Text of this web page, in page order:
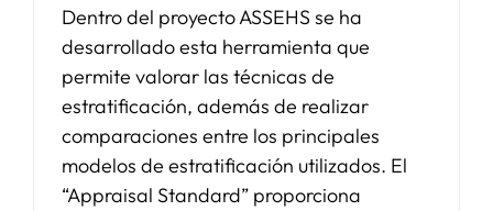
Dentro del proyecto ASSEHS se ha
desarrollado esta herramienta que
permite valorar las técnicas de
estratificación, además de realizar
comparaciones entre los principales
modelos de estratificación utilizados. El
“Appraisal Standard” proporciona